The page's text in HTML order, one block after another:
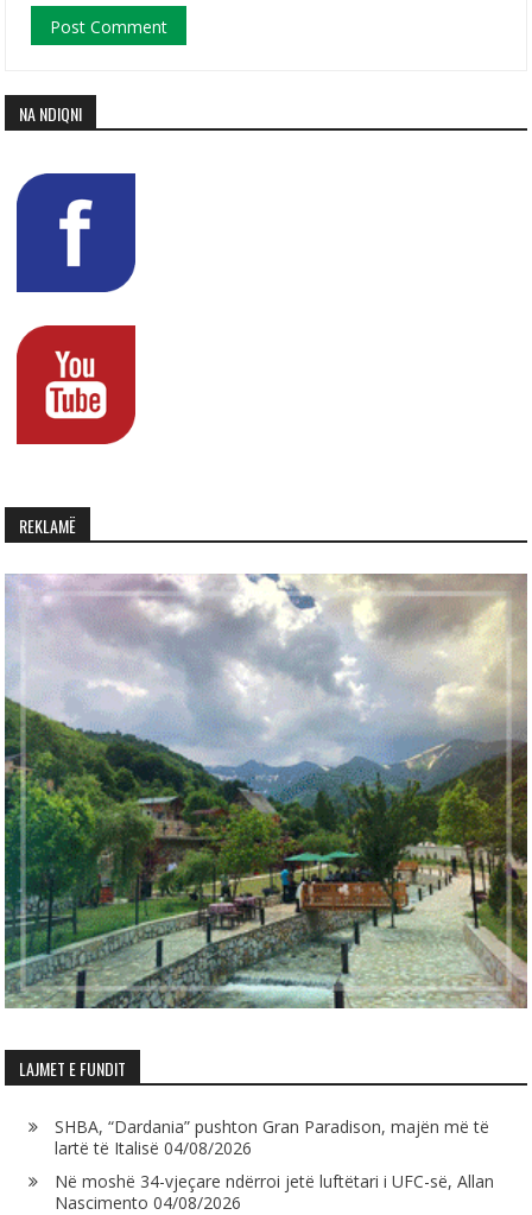
NA NDIQNI
REKLAMË
LAJMET E FUNDIT
SHBA, “Dardania” pushton Gran Paradison, majën më të
lartë të Italisë 04/08/2026
Në moshë 34-vjeçare ndërroi jetë luftëtari i UFC-së, Allan
Nascimento 04/08/2026